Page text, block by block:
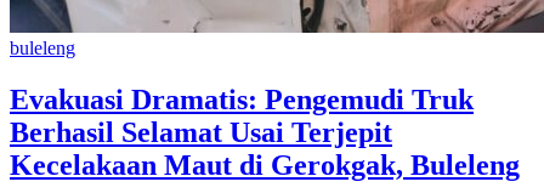
buleleng
Evakuasi Dramatis: Pengemudi Truk
Berhasil Selamat Usai Terjepit
Kecelakaan Maut di Gerokgak, Buleleng